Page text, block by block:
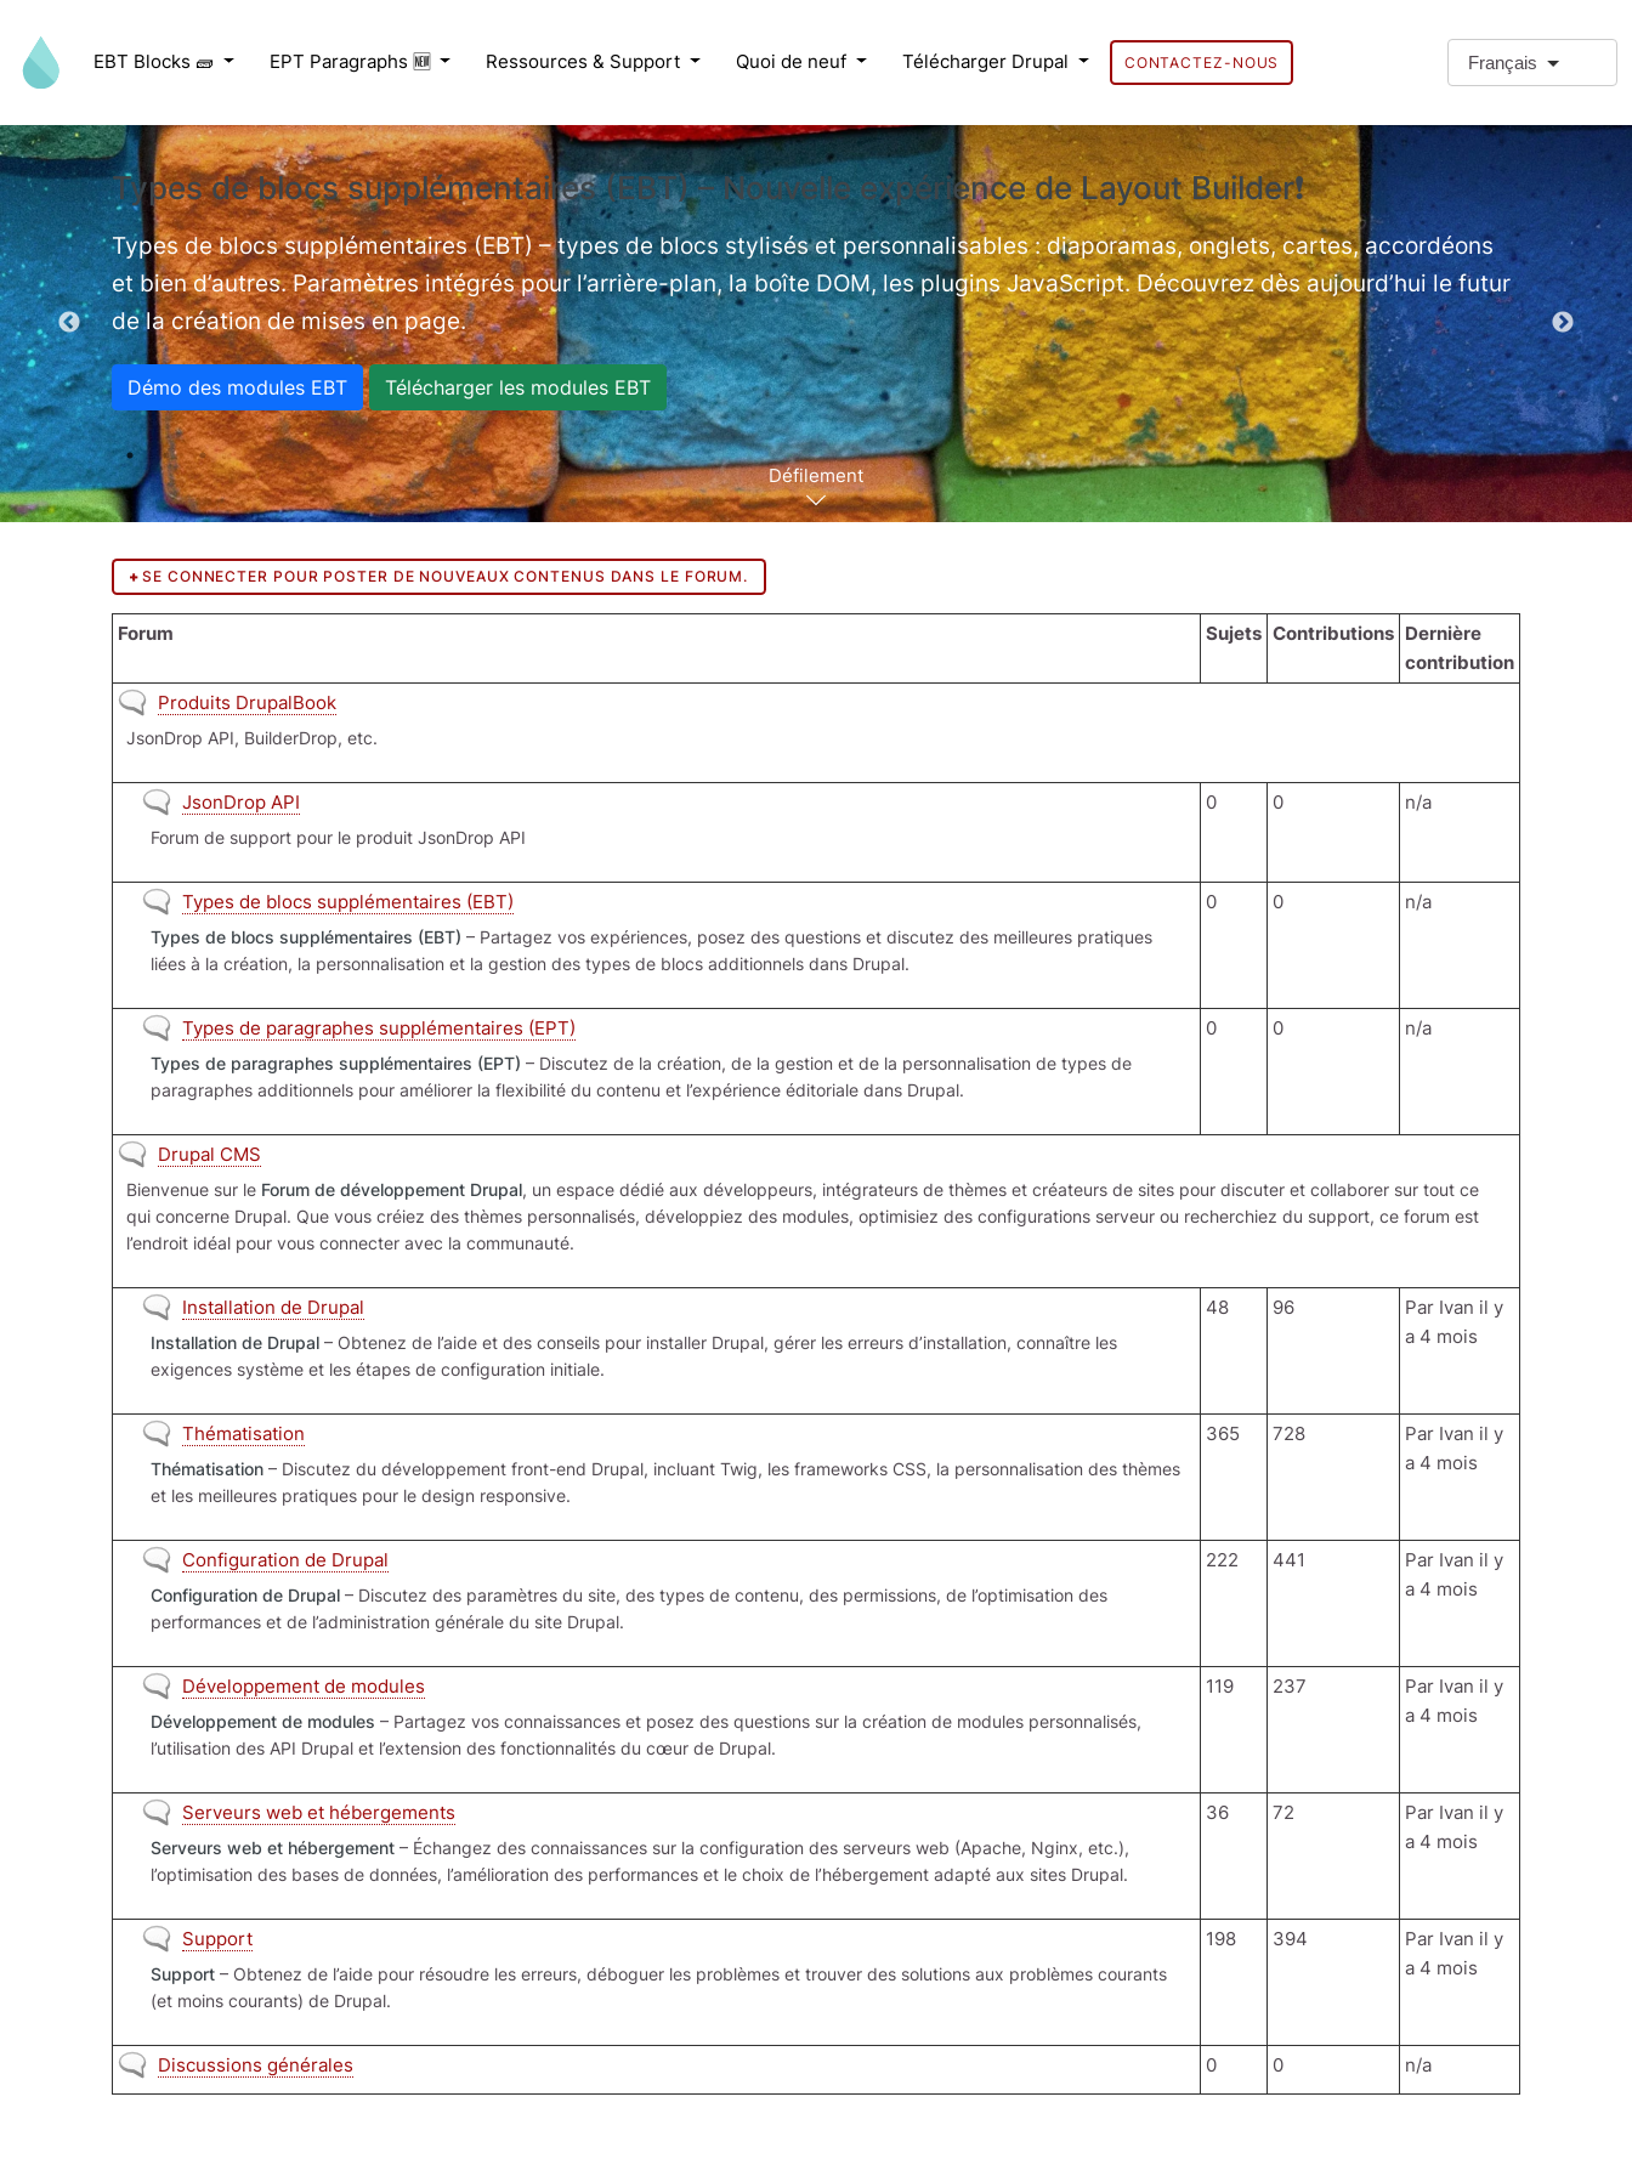
EBT Blocks 🧱 EPT Paragraphs 🆕 Ressources & Support Quoi de neuf Télécharger Drupal CONTACTEZ-NOUS Français
videos.
Types de blocs supplémentaires (EBT) – Nouvelle expérience de Layout Builder❗
Types de blocs supplémentaires (EBT) – types de blocs stylisés et personnalisables : diaporamas, onglets, cartes, accordéons
et bien d’autres. Paramètres intégrés pour l’arrière-plan, la boîte DOM, les plugins JavaScript. Découvrez dès aujourd’hui le futur
de la création de mises en page.
Démo des modules EBT Télécharger les modules EBT
Types de
Démo
Défilement
SE CONNECTER POUR POSTER DE NOUVEAUX CONTENUS DANS LE FORUM.
Forum Sujets Contributions Dernière
contribution
Aucun nouveau message
Produits DrupalBook
JsonDrop API, BuilderDrop, etc.
Aucun nouveau message
JsonDrop API
Forum de support pour le produit JsonDrop API
0 0 n/a
Aucun nouveau message
Types de blocs supplémentaires (EBT)
Types de blocs supplémentaires (EBT) – Partagez vos expériences, posez des questions et discutez des meilleures pratiques
liées à la création, la personnalisation et la gestion des types de blocs additionnels dans Drupal.
0 0 n/a
Aucun nouveau message
Types de paragraphes supplémentaires (EPT)
Types de paragraphes supplémentaires (EPT) – Discutez de la création, de la gestion et de la personnalisation de types de
paragraphes additionnels pour améliorer la flexibilité du contenu et l’expérience éditoriale dans Drupal.
0 0 n/a
Aucun nouveau message
Drupal CMS
Bienvenue sur le Forum de développement Drupal, un espace dédié aux développeurs, intégrateurs de thèmes et créateurs de sites pour discuter et collaborer sur tout ce
qui concerne Drupal. Que vous créiez des thèmes personnalisés, développiez des modules, optimisiez des configurations serveur ou recherchiez du support, ce forum est
l’endroit idéal pour vous connecter avec la communauté.
Aucun nouveau message
Installation de Drupal
Installation de Drupal– Obtenez de l’aide et des conseils pour installer Drupal, gérer les erreurs d’installation, connaître les
exigences système et les étapes de configuration initiale.
48 96 Par Ivan il y
a 4 mois
Aucun nouveau message
Thématisation
Thématisation– Discutez du développement front-end Drupal, incluant Twig, les frameworks CSS, la personnalisation des thèmes
et les meilleures pratiques pour le design responsive.
365 728 Par Ivan il y
a 4 mois
Aucun nouveau message
Configuration de Drupal
Configuration de Drupal– Discutez des paramètres du site, des types de contenu, des permissions, de l’optimisation des
performances et de l’administration générale du site Drupal.
222 441 Par Ivan il y
a 4 mois
Aucun nouveau message
Développement de modules
Développement de modules – Partagez vos connaissances et posez des questions sur la création de modules personnalisés,
l’utilisation des API Drupal et l’extension des fonctionnalités du cœur de Drupal.
119 237 Par Ivan il y
a 4 mois
Aucun nouveau message
Serveurs web et hébergements
Serveurs web et hébergement– Échangez des connaissances sur la configuration des serveurs web (Apache, Nginx, etc.),
l’optimisation des bases de données, l’amélioration des performances et le choix de l’hébergement adapté aux sites Drupal.
36 72 Par Ivan il y
a 4 mois
Aucun nouveau message
Support
Support– Obtenez de l’aide pour résoudre les erreurs, déboguer les problèmes et trouver des solutions aux problèmes courants
(et moins courants) de Drupal.
198 394 Par Ivan il y
a 4 mois
Aucun nouveau message
Discussions générales 0 0 n/a